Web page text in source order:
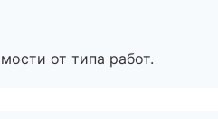
от типа работ.